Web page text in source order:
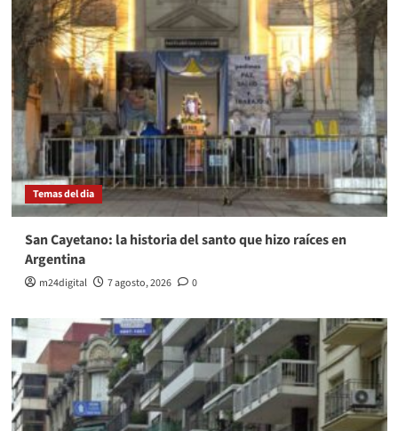
Temas del dia
San Cayetano: la historia del santo que hizo raíces en
Argentina
m24digital 7 agosto, 2026 0